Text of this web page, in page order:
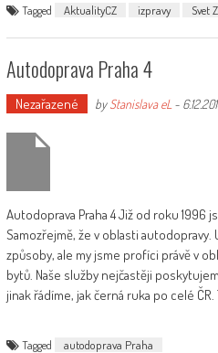
Tagged AktualityCZ izpravy Svet
Autodoprava Praha 4
Nezařazené byStanislava eL -
Autodoprava Praha 4 Již od roku
Samozřejmě, že v oblasti autodopravy.
způsoby, ale my jsme profíci právě v
bytů. Naše služby nejčastěji
jinak řádíme, jak černá ruka po celé
Tagged autodoprava Praha